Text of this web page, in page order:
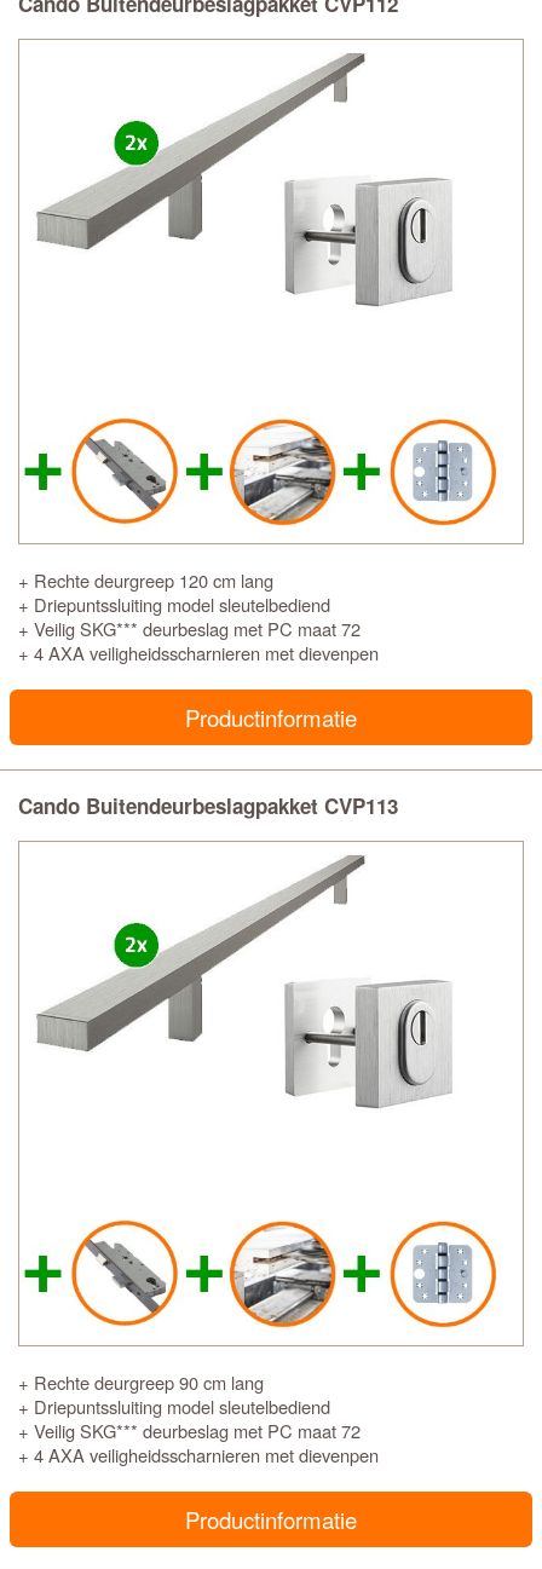
+ Rechte deurgreep 120 cm lang
+ Driepuntssluiting model sleutelbediend
+ Veilig SKG*** deurbeslag met PC maat 72
+ 4 AXA veiligheidsscharnieren met dievenpen
Productinformatie
Cando Buitendeurbeslagpakket CVP113
+ Rechte deurgreep 90 cm lang
+ Driepuntssluiting model sleutelbediend
+ Veilig SKG*** deurbeslag met PC maat 72
+ 4 AXA veiligheidsscharnieren met dievenpen
Productinformatie